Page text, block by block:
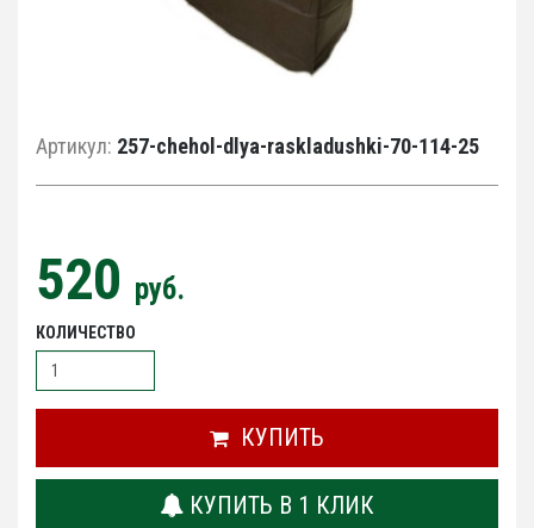
Артикул: 257-chehol-dlya-raskladushki-70-114-25
520 руб.
КОЛИЧЕСТВО
КУПИТЬ
КУПИТЬ В 1 КЛИК